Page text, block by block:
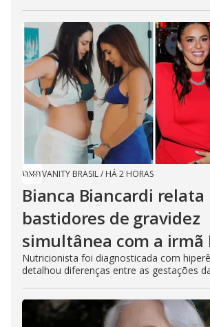
VANITY BRASIL/ HÁ 2 HORAS
Bianca Biancardi relata
bastidores de gravidez
simultânea com a irmã
Nutricionista foi diagnosticada com
detalhou diferenças entre as gestações